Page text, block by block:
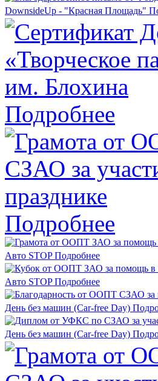
DownsideUp - "Красная Площадь"
Подробнее
Подробнее
Авто STOPПодробнее
Авто STOPПодробнее
День без машин (Car-free Day)
День без машин (Car-free Day)